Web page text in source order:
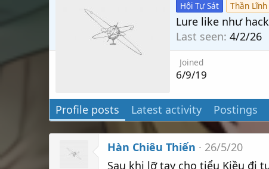
Hội Tự Sát Thần Lĩnh
Lure like như hack
Last seen 4/2/26
Joined
6/9/19
Profile posts Latest activity Postings
Hàn Chiêu Thiến
26/5/20
Sau khi lỡ tay cho tiểu Kiều đi